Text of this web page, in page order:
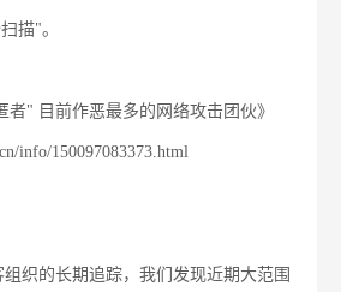
描"。
者" 目前作恶最多的网络攻击团伙》
info/150097083373.html
织的长期追踪，我们发现近期大范围